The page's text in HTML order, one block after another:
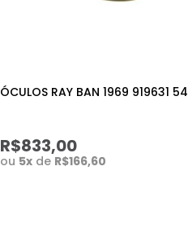
ÓCULOS RAY BAN 1969 919631 54
R$833,00
ou 5x de R$166,60